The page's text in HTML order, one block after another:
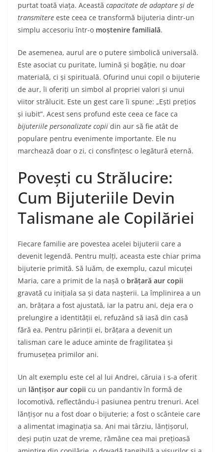
purtat toată viața. Această capacitate de adaptare și de
transmitere este ceea ce transformă bijuteria dintr-un
simplu accesoriu într-o moștenire familială.
De asemenea, aurul are o putere simbolică universală.
Este asociat cu puritate, lumină și bogăție, nu doar
materială, ci și spirituală. Ofurind unui copil o bijuterie
de aur, îi oferiți un simbol al propriei valori și unui
viitor strălucit. Este un gest care îi spune: „Ești prețios
și iubit”. Acest sens profund este ceea ce face ca
bijuteriile personalizate copii din aur să fie atât de
populare pentru evenimente importante. Ele nu
marchează doar o zi, ci consfințesc o legătură eternă.
Povești cu Strălucire:
Cum Bijuteriile Devin
Talismane ale Copilăriei
Fiecare familie are povestea acelei bijuterii care a
devenit legendă. Pentru mulți, aceasta este chiar prima
bijuterie primită. Să luăm, de exemplu, cazul micuței
Maria, care a primit de la nașă o brățară aur copii
gravată cu inițiala sa și data nașterii. La împlinirea a un
an, brățara a fost ajustată, iar la patru ani, deja era o
prelungire a identității ei, refuzând să iasă din casă
fără ea. Pentru părinții ei, brățara a devenit un
talisman care le aduce aminte de fragilitatea și
frumusețea primilor ani.
Un alt exemplu este cel al lui Andrei, căruia i s-a oferit
un lănțișor aur copii cu un pandantiv în formă de
locomotivă, reflectându-i pasiunea pentru trenuri. Acel
lănțișor nu a fost doar o bijuterie; a fost o scânteie care
a alimentat imaginația sa. Ani mai târziu, lănțișorul,
deși puțin uzat de vreme, rămâne cea mai prețioasă